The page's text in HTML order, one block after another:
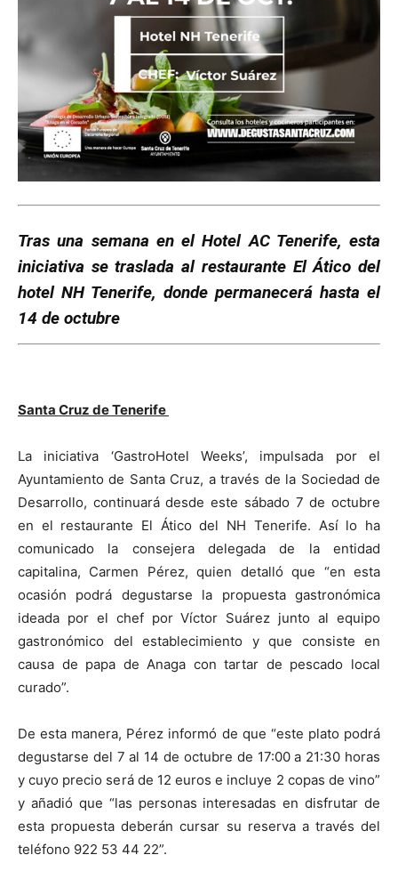
Tras una semana en el Hotel AC Tenerife, esta
iniciativa se traslada al restaurante El Ático del
hotel NH Tenerife, donde permanecerá hasta el
14 de octubre
Santa Cruz de Tenerife
La iniciativa ‘GastroHotel Weeks’, impulsada por el
Ayuntamiento de Santa Cruz, a través de la Sociedad de
Desarrollo, continuará desde este sábado 7 de octubre
en el restaurante El Ático del NH Tenerife. Así lo ha
comunicado la consejera delegada de la entidad
capitalina, Carmen Pérez, quien detalló que “en esta
ocasión podrá degustarse la propuesta gastronómica
ideada por el chef por Víctor Suárez junto al equipo
gastronómico del establecimiento y que consiste en
causa de papa de Anaga con tartar de pescado local
curado”.
De esta manera, Pérez informó de que “este plato podrá
degustarse del 7 al 14 de octubre de 17:00 a 21:30 horas
y cuyo precio será de 12 euros e incluye 2 copas de vino”
y añadió que “las personas interesadas en disfrutar de
esta propuesta deberán cursar su reserva a través del
teléfono 922 53 44 22”.